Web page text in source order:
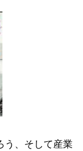
う、そして産業